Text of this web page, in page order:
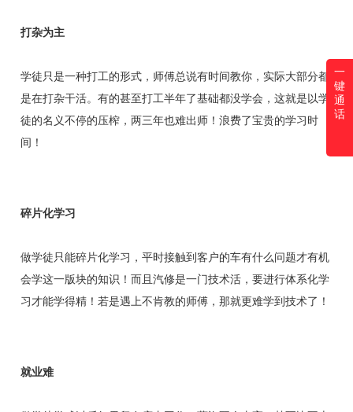
打杂为主
学徒只是一种打工的形式，师傅总说有时间教你，实际大部分都
是在打杂干活。有的甚至打工半年了基础都没学会，这就是以学
徒的名义不停的压榨，两三年也难出师！浪费了宝贵的学习时
间！
碎片化学习
做学徒只能碎片化学习，平时接触到客户的车有什么问题才有机
会学这一版块的知识！而且汽修是一门技术活，要进行体系化学
习才能学得精！若是遇上不肯教的师傅，那就更难学到技术了！
就业难
一
键
通
话